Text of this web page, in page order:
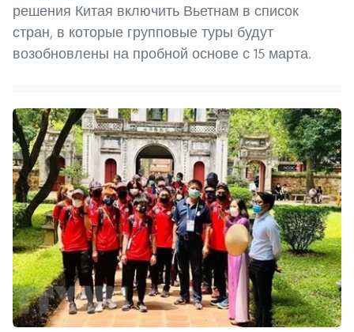
решения Китая включить Вьетнам в список
стран, в которые групповые туры будут
возобновлены на пробной основе с 15 марта.